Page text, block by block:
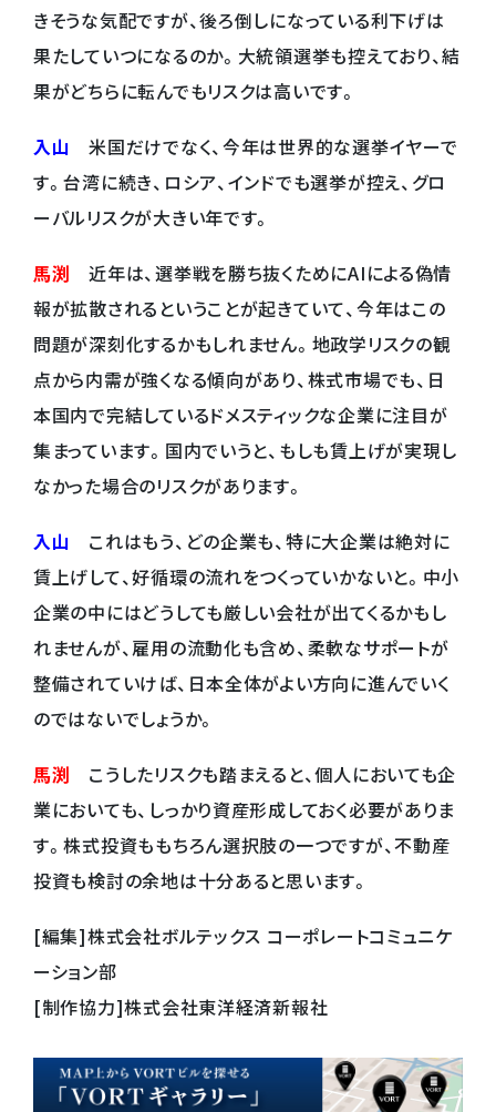
きそうな気配ですが、後ろ倒しになっている利下げは
果たしていつになるのか。大統領選挙も控えており、結
果がどちらに転んでもリスクは高いです。
入山 米国だけでなく、今年は世界的な選挙イヤーで
す。台湾に続き、ロシア、インドでも選挙が控え、グロ
ーバルリスクが大きい年です。
馬渕 近年は、選挙戦を勝ち抜くためにAIによる偽情
報が拡散されるということが起きていて、今年はこの
問題が深刻化するかもしれません。地政学リスクの観
点から内需が強くなる傾向があり、株式市場でも、日
本国内で完結しているドメスティックな企業に注目が
集まっています。国内でいうと、もしも賃上げが実現し
なかった場合のリスクがあります。
入山 これはもう、どの企業も、特に大企業は絶対に
賃上げして、好循環の流れをつくっていかないと。中小
企業の中にはどうしても厳しい会社が出てくるかもし
れませんが、雇用の流動化も含め、柔軟なサポートが
整備されていけば、日本全体がよい方向に進んでいく
のではないでしょうか。
馬渕 こうしたリスクも踏まえると、個人においても企
業においても、しっかり資産形成しておく必要がありま
す。株式投資ももちろん選択肢の一つですが、不動産
投資も検討の余地は十分あると思います。
[編集]株式会社ボルテックス コーポレートコミュニケ
ーション部
[制作協力]株式会社東洋経済新報社